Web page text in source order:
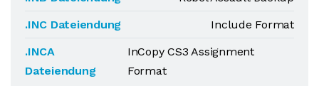
.INC Dateiendung
Include Format
.INCA
Dateiendung
InCopy CS3 Assignment
Format